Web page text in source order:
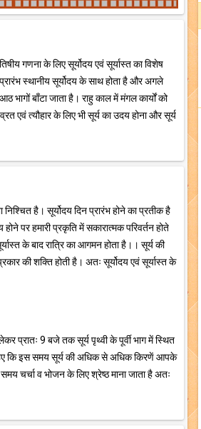
गणना के लिए सूर्योदय एवं सूर्यास्त का विशेष
स्थानीय सूर्योदय के साथ होता है और अगले
भागों बाँटा जाता है। राहु काल में मंगल कार्यों को
एवं त्यौहार के लिए भी सूर्य का उदय होना और सूर्य
है। सूर्योदय दिन प्रारंभ होने का प्रतीक है
पर हमारी प्रकृति में सकारात्मक परिवर्तन होते
के बाद रात्रि का आगमन होता है।। सूर्य की
की शक्ति होती है। अतः सूर्योदय एवं सूर्यास्त के
प्रातः 9 बजे तक सूर्य पृथ्वी के पूर्वी भाग में स्थित
कि इस समय सूर्य की अधिक से अधिक किरणें आपके
चर्चा व भोजन के लिए श्रेष्ठ माना जाता है अतः